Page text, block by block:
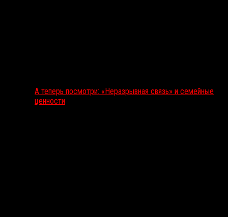
А теперь посмотри: «Неразрывная связь» и семейные
ценности